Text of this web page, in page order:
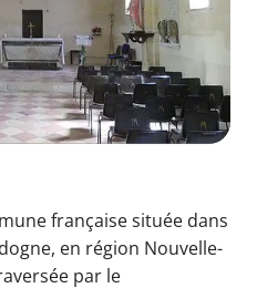
française située dans
en région Nouvelle-
par le